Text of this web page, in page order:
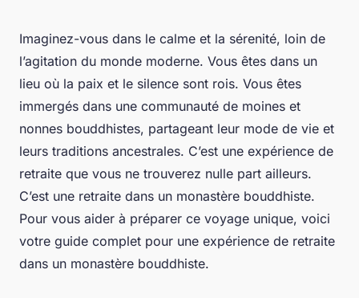
Imaginez-vous dans le calme et la sérenité, loin de
l’agitation du monde moderne. Vous êtes dans un
lieu où la paix et le silence sont rois. Vous êtes
immergés dans une communauté de moines et
nonnes bouddhistes, partageant leur mode de vie et
leurs traditions ancestrales. C’est une expérience de
retraite que vous ne trouverez nulle part ailleurs.
C’est une retraite dans un monastère bouddhiste.
Pour vous aider à préparer ce voyage unique, voici
votre guide complet pour une expérience de retraite
dans un monastère bouddhiste.